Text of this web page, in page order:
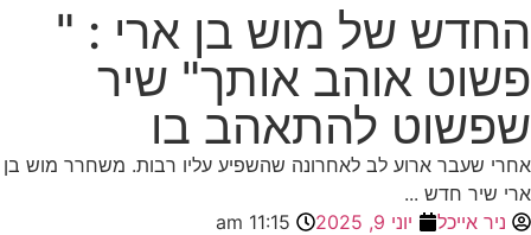
החדש של מוש בן ארי : "
פשוט אוהב אותך" שיר
שפשוט להתאהב בו
אחרי שעבר ארוע לב לאחרונה שהשפיע עליו רבות. משחרר מוש בן
ארי שיר חדש ...
ניר אייכל
יוני 9, 2025 11:15 am